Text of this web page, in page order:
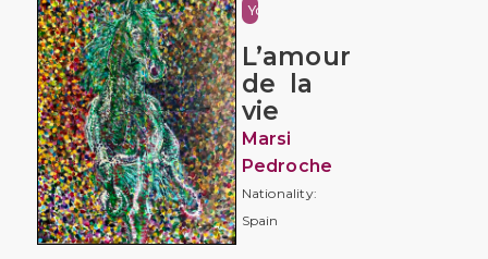
Youth
L’amour
de la
vie
Marsi
Pedroche
Nationality:
Spain